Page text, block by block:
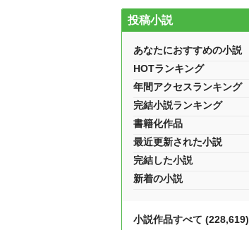
投稿小説
あなたにおすすめの小説
HOTランキング
年間アクセスランキング
完結小説ランキング
書籍化作品
最近更新された小説
完結した小説
新着の小説
小説作品すべて (228,619)